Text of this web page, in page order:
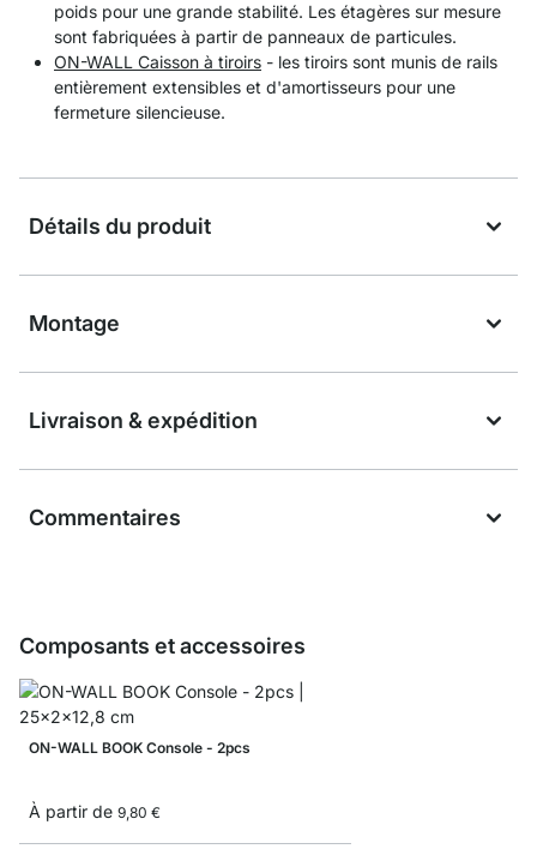
poids pour une grande stabilité. Les étagères sur mesure
sont fabriquées à partir de panneaux de particules.
ON-WALL Caisson à tiroirs - les tiroirs sont munis de rails
entièrement extensibles et d'amortisseurs pour une
fermeture silencieuse.
Détails du produit
Montage
Livraison & expédition
Commentaires
Composants et accessoires
ON-WALL BOOK Console - 2pcs
À partir de 9,80 €